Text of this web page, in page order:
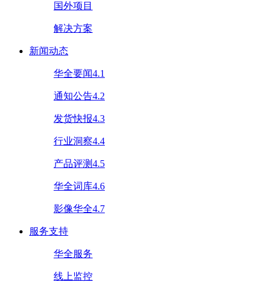
国外项目
解决方案
新闻动态
华全要闻4.1
通知公告4.2
发货快报4.3
行业洞察4.4
产品评测4.5
华全词库4.6
影像华全4.7
服务支持
华全服务
线上监控